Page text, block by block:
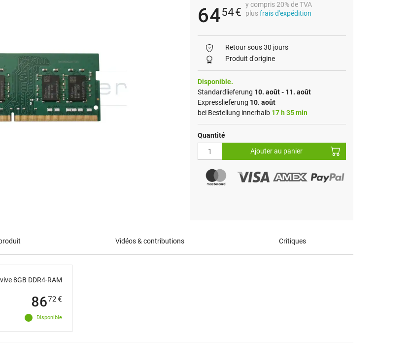
6454€ y compris 20% de TVA
plusfrais d'expédition
Retour sous 30 jours
Produit d'origine
Disponible.
Standardlieferung 10. août - 11. août
Expresslieferung 10. août
bei Bestellung innerhalb 17 h 35 min
Quantité
Ajouter au panier
Vidéos & contributions Critiques
8GB DDR4-RAM
Disponible
8672 €